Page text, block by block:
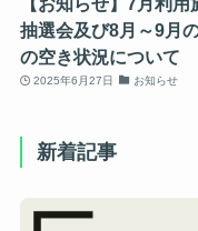
抽選会及び8月～9月
の空き状況について
2025年6月27日 お知らせ
新着記事